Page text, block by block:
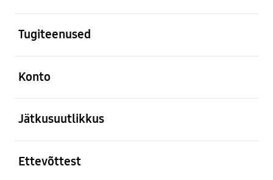
Tugiteenused
Konto
Jätkusuutlikkus
Ettevõttest